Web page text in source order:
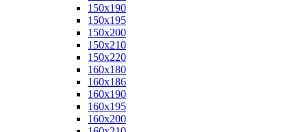
150x190
150x195
150x200
150x210
150x220
160x180
160x186
160x190
160x195
160x200